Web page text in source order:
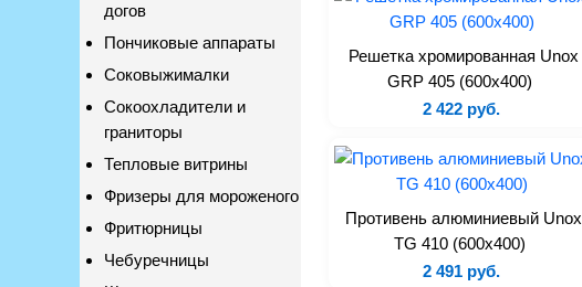
догов
Пончиковые аппараты
Соковыжималки
Сокоохладители и
граниторы
Тепловые витрины
Фризеры для мороженого
Фритюрницы
Чебуречницы
Решетка хромированная Unox
GRP 405 (600х400)
2 422 руб.
Противень алюминиевый Unox
TG 410 (600x400)
2 491 руб.